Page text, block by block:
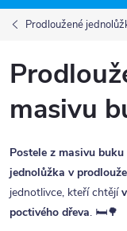
Prodloužené
masivu
Postele z masivu
jednolůžka v
jednotlivce, kteří chtějí
poctivého dřeva. 🛏️🌳